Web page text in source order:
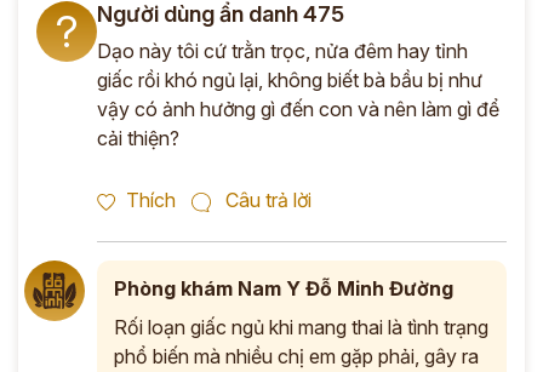
? Người dùng ẩn danh 475
Dạo này tôi cứ trằn trọc, nửa đêm hay tỉnh
giấc rồi khó ngủ lại, không biết bà bầu bị như
vậy có ảnh hưởng gì đến con và nên làm gì để
cải thiện?
Thích Câu trả lời
Phòng khám Nam Y Đỗ Minh Đường
Rối loạn giấc ngủ khi mang thai là tình trạng
phổ biến mà nhiều chị em gặp phải, gây ra